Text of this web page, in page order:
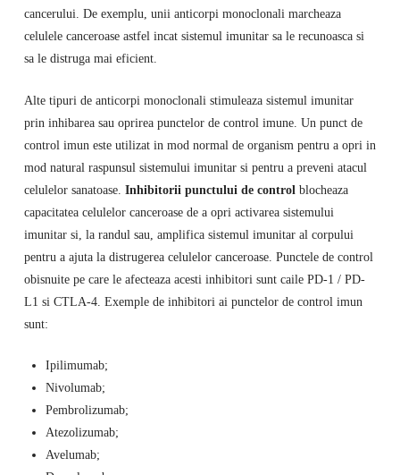
cancerului. De exemplu, unii anticorpi monoclonali marcheaza
celulele canceroase astfel incat sistemul imunitar sa le recunoasca si
sa le distruga mai eficient.
Alte tipuri de anticorpi monoclonali stimuleaza sistemul imunitar
prin inhibarea sau oprirea punctelor de control imune. Un punct de
control imun este utilizat in mod normal de organism pentru a opri in
mod natural raspunsul sistemului imunitar si pentru a preveni atacul
celulelor sanatoase. Inhibitorii punctului de control blocheaza
capacitatea celulelor canceroase de a opri activarea sistemului
imunitar si, la randul sau, amplifica sistemul imunitar al corpului
pentru a ajuta la distrugerea celulelor canceroase. Punctele de control
obisnuite pe care le afecteaza acesti inhibitori sunt caile PD-1 / PD-
L1 si CTLA-4. Exemple de inhibitori ai punctelor de control imun
sunt:
Ipilimumab;
Nivolumab;
Pembrolizumab;
Atezolizumab;
Avelumab;